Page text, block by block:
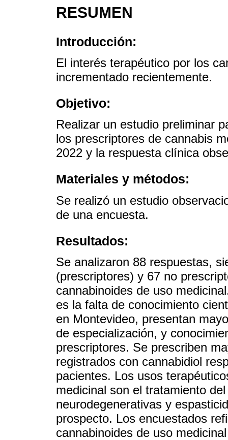
RESUMEN
Introducción:
El interés terapéutico por los
incrementado recientemente.
Objetivo:
Realizar un estudio preliminar
los prescriptores de cannabis
2022 y la respuesta clínica
Materiales y métodos:
Se realizó un estudio
de una encuesta.
Resultados:
Se analizaron 88 respuestas,
(prescriptores) y 67 no
cannabinoides de uso
es la falta de conocimiento
en Montevideo, presentan
de especialización, y
prescriptores. Se prescriben
registrados con cannabidiol
pacientes. Los usos
medicinal son el tratamiento
neurodegenerativas y
prospecto. Los encuestados
cannabinoides de uso